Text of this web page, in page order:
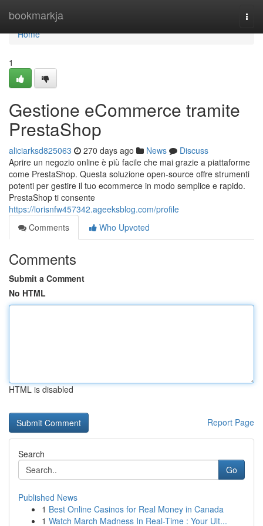
bookmarkja
Home
Home
1
Gestione eCommerce tramite
PrestaShop
aliciarksd825063 270 days ago News
Discuss
Aprire un negozio online è più facile che mai grazie a piattaforme
come PrestaShop. Questa soluzione open-source offre strumenti
potenti per gestire il tuo ecommerce in modo semplice e rapido.
PrestaShop ti consente
https://lorisnfw457342.ageeksblog.com/profile
Comments
Who Upvoted
Comments
Submit a Comment
No HTML
HTML is disabled
Report Page
Search
Go
Published News
1 Best Online Casinos for Real Money in Canada
1 Watch March Madness In Real-Time : Your Ult...